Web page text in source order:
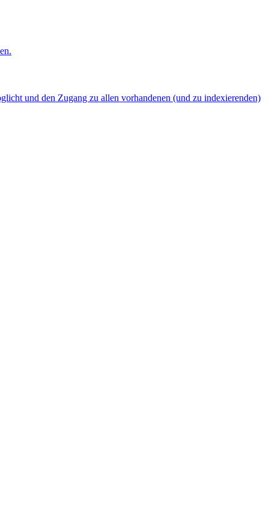
und den Zugang zu allen vorhandenen (und zu indexierenden)